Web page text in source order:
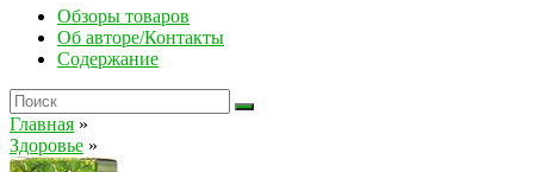
Обзоры товаров
Об авторе/Контакты
Содержание
Главная »
Здоровье »